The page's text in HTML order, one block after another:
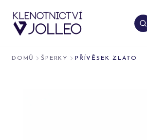
DOMŮ ŠPERKY PŘÍVĚSEK ZLATO